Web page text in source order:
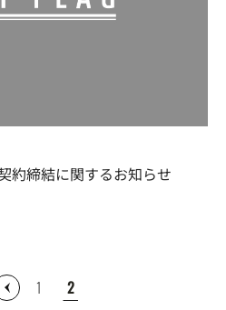
約締結に関するお知らせ
1 2